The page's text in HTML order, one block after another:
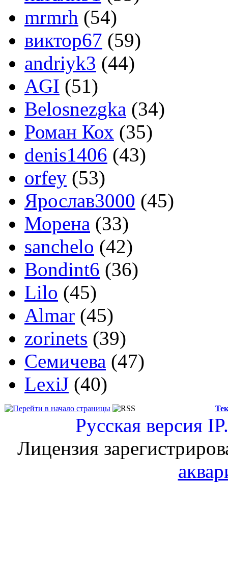
mrmrh (54)
виктор67 (59)
andriyk3 (44)
AGI (51)
Belosnezgka (34)
Роман Кох (35)
denis1406 (43)
orfey (53)
Ярослав3000 (45)
Морена (33)
sanchelo (42)
Bondint6 (36)
Lilo (45)
Almar (45)
zorinets (39)
Семичева (47)
LexiJ (40)
Русская версия
Лицензия